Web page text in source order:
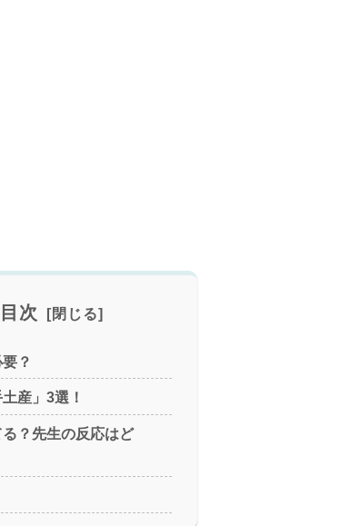
目次
？
産」3選！
？先生の反応はど